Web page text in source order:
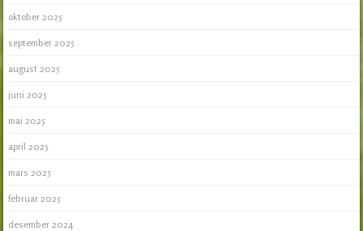
oktober 2025
september 2025
august 2025
juni 2025
mai 2025
april 2025
mars 2025
februar 2025
desember 2024